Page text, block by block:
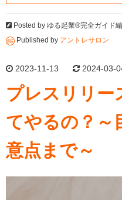
Posted by ゆる起業®完全ガイド
Published by アントレサロン
2023-11-13 2024-03-
プレスリリー
てやるの？～
意点まで～